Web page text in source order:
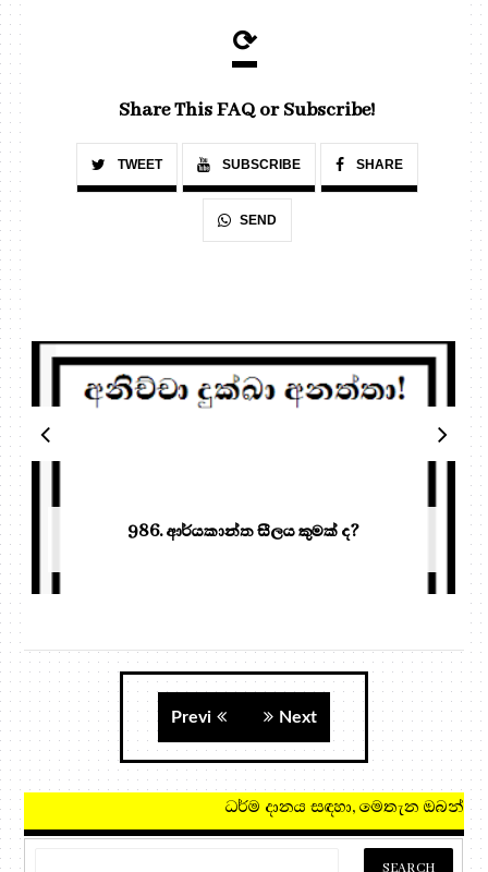
⟳
Share This FAQ or Subscribe!
TWEET SUBSCRIBE SHARE
SEND
986. ආර්යකාන්ත සීලය කුමක් ද?
Next
Previ
ධර්ම දානය සඳහා,